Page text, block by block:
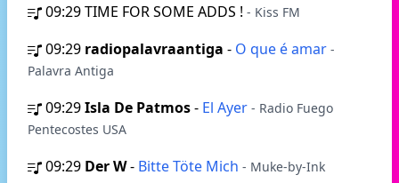
09:29TIME FOR SOME ADDS ! - Kiss FM
09:29 radiopalavraantiga - O que é amar -
Palavra Antiga
09:29Isla De Patmos- El Ayer - Radio Fuego
Pentecostes USA
09:29 Der W- Bitte Töte Mich - Muke-by-Ink